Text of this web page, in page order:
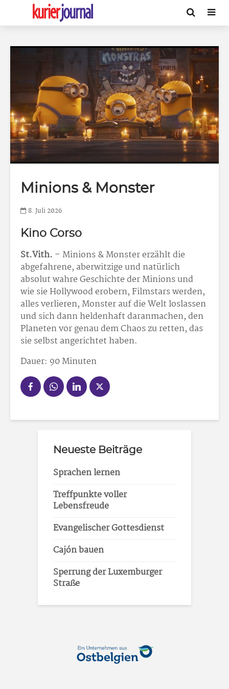
Minions & Monster
8. Juli 2026
Kino Corso
St.Vith. – Minions & Monster erzählt die
abgefahrene, aberwitzige und natürlich
absolut wahre Geschichte der Minions und
wie sie Hollywood erobern, Filmstars werden,
alles verlieren, Monster auf die Welt loslassen
und sich dann heldenhaft daranmachen, den
Planeten vor genau dem Chaos zu retten, das
sie selbst angerichtet haben.
Dauer: 90 Minuten
Neueste Beiträge
Sprachen lernen
Treffpunkte voller
Lebensfreude
Evangelischer Gottesdienst
Cajón bauen
Sperrung der Luxemburger
Straße